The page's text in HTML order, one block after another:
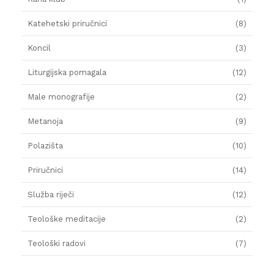
Katehetski priručnici (8)
Koncil (3)
Liturgijska pomagala (12)
Male monografije (2)
Metanoja (9)
Polazišta (10)
Priručnici (14)
Služba riječi (12)
Teološke meditacije (2)
Teološki radovi (7)